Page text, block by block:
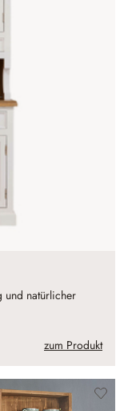
und natürlicher
zum Produkt